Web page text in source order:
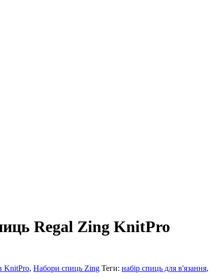
Regal Zing KnitPro
KnitPro, Набори спиць Zing Теги: набір спиць для в'язання,